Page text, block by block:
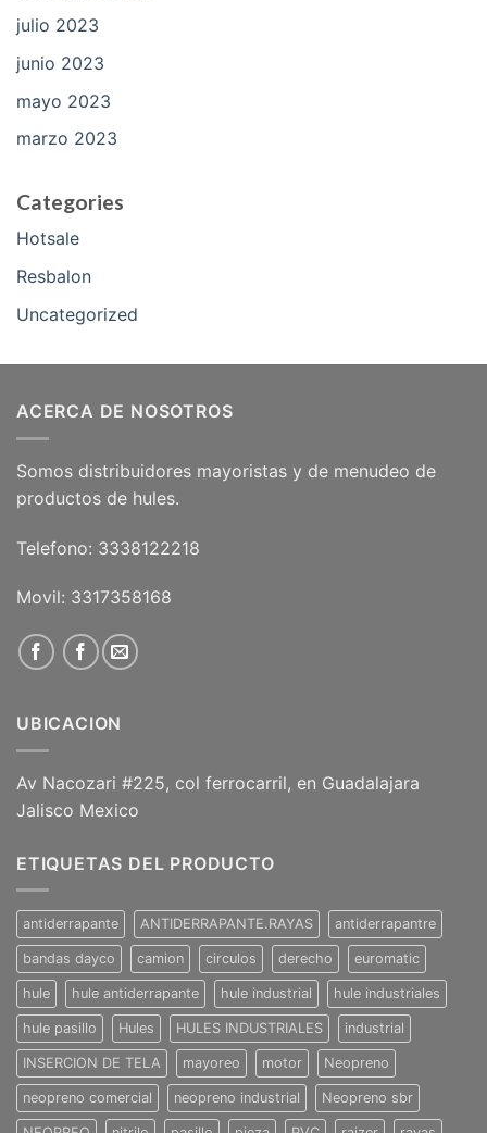
julio 2023
junio 2023
mayo 2023
marzo 2023
Categories
Hotsale
Resbalon
Uncategorized
ACERCA DE NOSOTROS
Somos distribuidores mayoristas y de menudeo de
productos de hules.
Telefono: 3338122218
Movil: 3317358168
UBICACION
Av Nacozari #225, col ferrocarril, en Guadalajara
Jalisco Mexico
ETIQUETAS DEL PRODUCTO
antiderrapante ANTIDERRAPANTE.RAYAS antiderrapantre
bandas dayco camion circulos derecho euromatic
hule hule antiderrapante hule industrial hule industriales
hule pasillo Hules HULES INDUSTRIALES industrial
INSERCION DE TELA mayoreo motor Neopreno
neopreno comercial neopreno industrial Neopreno sbr